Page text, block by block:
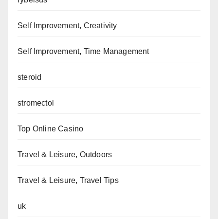
Self Improvement, Creativity
Self Improvement, Time Management
steroid
stromectol
Top Online Casino
Travel & Leisure, Outdoors
Travel & Leisure, Travel Tips
uk